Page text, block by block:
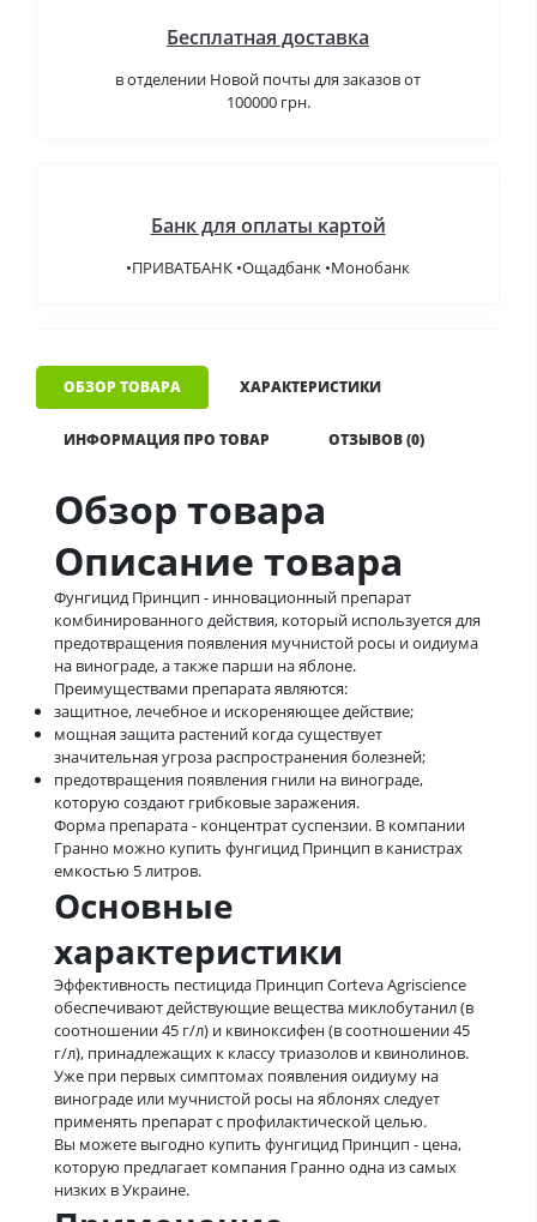
ОБЗОР ТОВАРА ХАРАКТЕРИСТИКИ
ИНФОРМАЦИЯ ПРО ТОВАР ОТЗЫВОВ (0)
Обзор товара
Описание товара
Фунгицид Принцип - инновационный препарат
комбинированного действия, который используется для
предотвращения появления мучнистой росы и оидиума
на винограде, а также парши на яблоне.
Преимуществами препарата являются:
защитное, лечебное и искореняющее действие;
мощная защита растений когда существует
значительная угроза распространения болезней;
предотвращения появления гнили на винограде,
которую создают грибковые заражения.
Форма препарата - концентрат суспензии. В компании
Гранно можно купить фунгицид Принцип в канистрах
емкостью 5 литров.
Основные
характеристики
Эффективность пестицида Принцип Corteva Agriscience
обеспечивают действующие вещества миклобутанил (в
соотношении 45 г/л) и квиноксифен (в соотношении 45
г/л), принадлежащих к классу триазолов и квинолинов.
Уже при первых симптомах появления оидиуму на
винограде или мучнистой росы на яблонях следует
применять препарат с профилактической целью.
Вы можете выгодно купить фунгицид Принцип - цена,
которую предлагает компания Гранно одна из самых
низких в Украине.
Бесплатная доставка
в отделении Новой почты для заказов от
100000 грн.
Банк для оплаты картой
•ПРИВАТБАНК •Ощадбанк •Монобанк